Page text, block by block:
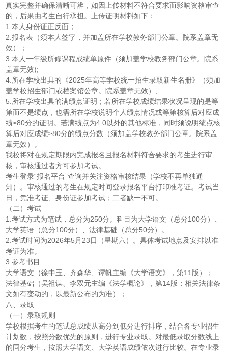
真实完整并确保清晰可辨，如因上传材料不符合要求而影响资格审查
的，后果由考生自行承担。上传证明材料如下：
1.本人身份证正反面；
2.报名表（须本人签字，并加盖所在学校教务部门公章。院系盖章无
效）；
3.本人一年级所修课程成绩单原件（须加盖学校教务部门公章。院系
盖章无效);
4.所在学校出具的《2025年高等学校统一招生录取新生名册》（须加
盖学校招生部门或档案馆公章。院系盖章无效）;
5.所在学校出具的满绩点证明；若所在学校成绩结果状况呈现的是等
第而不是绩点，也需所在学校说明个人绩点情况或等第核算后对应成
绩≥80分的证明。若满绩点为4.0以外的其他标准，同时须说明绩点核
算后对应成绩≥80分的绩点分数（须加盖学校教务部门公章。院系盖
章无效）。
我校将对在规定期限内完成报名且报名材料符合要求的考生进行审
核，审核通过者方可参加考试。
考生登录“报名平台”查询并关注资格审核结果（学校不再单独通
知）。审核通过的考生在规定时间登录报名平台打印准考证。考试当
日，凭准考证、身份证参加考试；二者缺一不可。
（二）考试
1.考试方式为笔试，总分为250分。科目为大学语文（总分100分）、
大学英语（总分100分）、法律基础（总分50分）。
2.考试时间为2026年5月23日（星期六）。具体考试地点及安排以准
考证为准。
3.参考书目
大学语文（徐中玉、齐森华、谭帆主编《大学语文》，第11版）；
法律基础（吴祖谋、李双元主编《法学概论》，第14版；相关法律条
文如有变动的，以最新公布的为准）；
八、录取
（一）录取规则
学校根据考生的笔试总成绩从高分到低分进行排序，结合各专业招生
计划数，按照分数优先的原则，进行专业录取。对最低录取分数线上
的同分考生，按照大学语文、大学英语成绩依次进行比较。在专业录